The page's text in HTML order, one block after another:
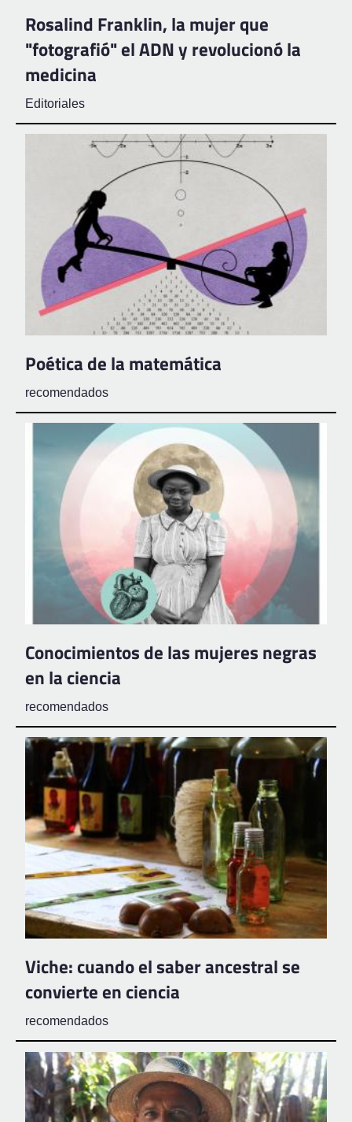
Rosalind Franklin, la mujer que
"fotografió" el ADN y revolucionó la
medicina
Editoriales
Poética de la matemática
recomendados
Conocimientos de las mujeres negras
en la ciencia
recomendados
Viche: cuando el saber ancestral se
convierte en ciencia
recomendados